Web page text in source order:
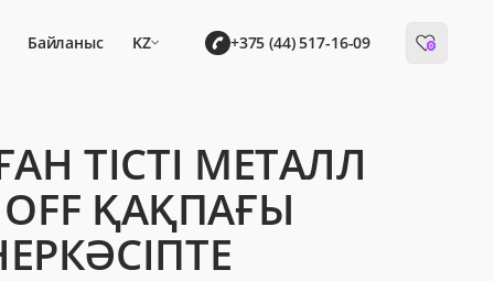
Байланыс KZ +375 (44) 517-16-09 0
ТІСТІ МЕТАЛЛ
OFF ҚАҚПАҒЫ